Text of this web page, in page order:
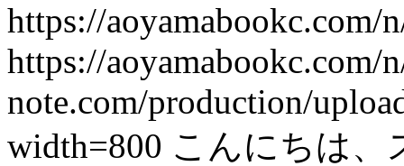
https://aoyamabookc.com/
https://aoyamabookc.com/
note.com/production/
width=800 こんにちは、